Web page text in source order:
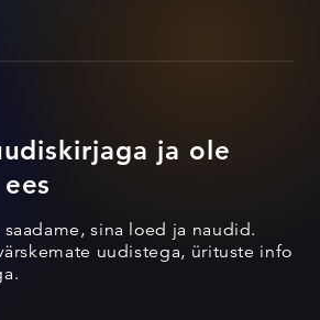
ja ole
sina loed ja naudid.
uudistega, ürituste info